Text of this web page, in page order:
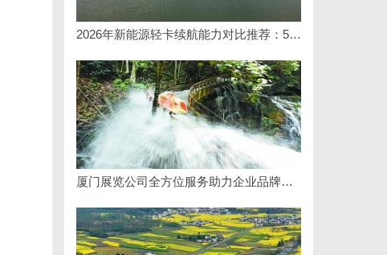
2026年新能源轻卡续航能力对比推荐：5大主流平台三维解析
厦门展览公司全方位服务助力企业品牌打造与市场开拓